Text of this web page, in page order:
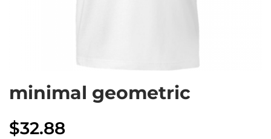
minimal geometric
$32.88